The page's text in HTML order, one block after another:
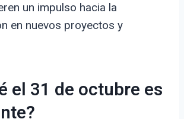
un impulso hacia la
en nuevos proyectos y
el 31 de octubre es